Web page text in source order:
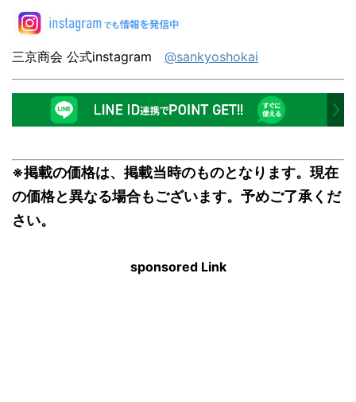
三京商会 公式instagram @sankyoshokai
※掲載の価格は、掲載当時のものとなります。現在
の価格と異なる場合もございます。予めご了承くだ
さい。
sponsored Link